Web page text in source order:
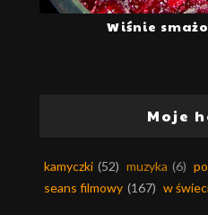
Wiśnie
Moje
kamyczki (52) muzyka (6)
seans filmowy (167) w